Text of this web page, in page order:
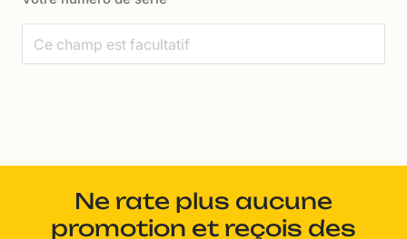
Ne rate plus aucune
promotion et reçois des